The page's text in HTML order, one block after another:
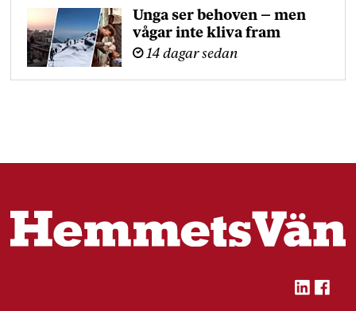
Unga ser behoven – men
vågar inte kliva fram
14 dagar sedan